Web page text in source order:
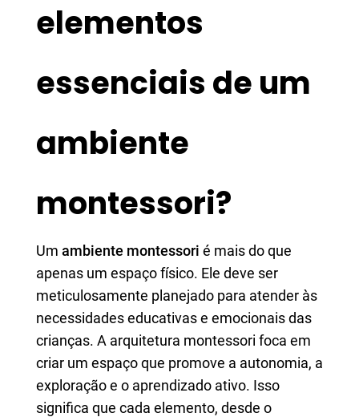
elementos
essenciais de um
ambiente
montessori?
Um ambiente montessori é mais do que
apenas um espaço físico. Ele deve ser
meticulosamente planejado para atender às
necessidades educativas e emocionais das
crianças. A arquitetura montessori foca em
criar um espaço que promove a autonomia, a
exploração e o aprendizado ativo. Isso
significa que cada elemento, desde o